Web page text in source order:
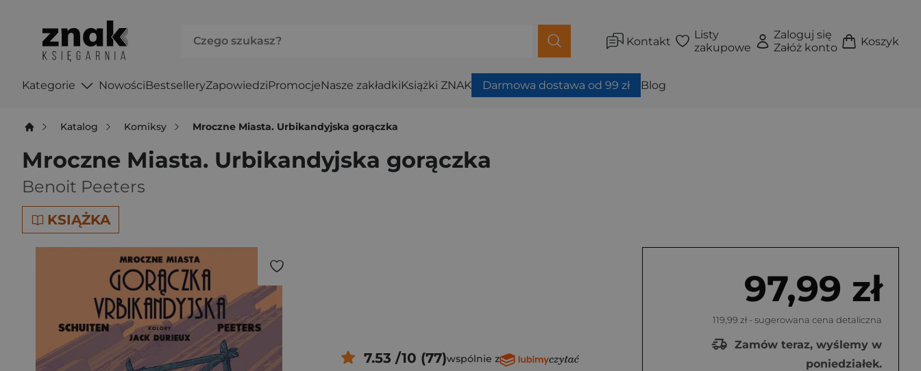
Kontakt
Listy
zakupowe
Zaloguj się
Załóż konto
Koszyk
Kategorie NowościBestselleryZapowiedziPromocjeNasze zakładkiKsiążki ZNAK Darmowa dostawa od 99 zł Blog
Katalog Komiksy Mroczne Miasta. Urbikandyjska gorączka
Mroczne Miasta. Urbikandyjska gorączka
Benoit Peeters
KSIĄŻKA
97,99 zł
119,99 zł - sugerowana cena detaliczna
Zamów teraz, wyślemy w
poniedziałek.
7.53 /10 (77)wspólnie z